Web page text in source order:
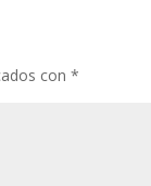
con*